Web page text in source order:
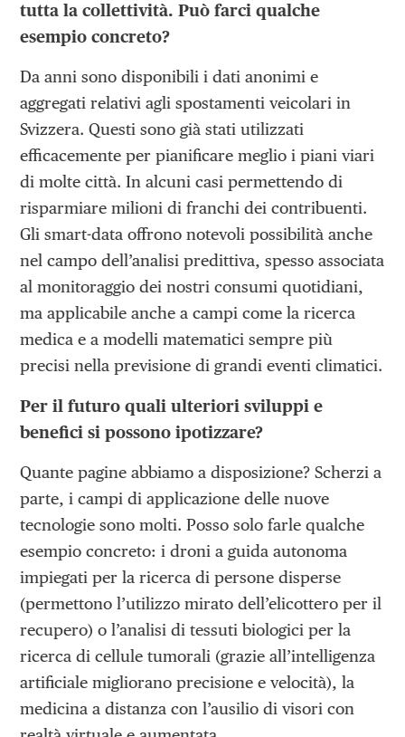
tutta la collettività. Può farci qualche
esempio concreto?
Da anni sono disponibili i dati anonimi e
aggregati relativi agli spostamenti veicolari in
Svizzera. Questi sono già stati utilizzati
efficacemente per pianificare meglio i piani viari
di molte città. In alcuni casi permettendo di
risparmiare milioni di franchi dei contribuenti.
Gli smart-data offrono notevoli possibilità anche
nel campo dell’analisi predittiva, spesso associata
al monitoraggio dei nostri consumi quotidiani,
ma applicabile anche a campi come la ricerca
medica e a modelli matematici sempre più
precisi nella previsione di grandi eventi climatici.
Per il futuro quali ulteriori sviluppi e
benefici si possono ipotizzare?
Quante pagine abbiamo a disposizione? Scherzi a
parte, i campi di applicazione delle nuove
tecnologie sono molti. Posso solo farle qualche
esempio concreto: i droni a guida autonoma
impiegati per la ricerca di persone disperse
(permettono l’utilizzo mirato dell’elicottero per il
recupero) o l’analisi di tessuti biologici per la
ricerca di cellule tumorali (grazie all’intelligenza
artificiale migliorano precisione e velocità), la
medicina a distanza con l’ausilio di visori con